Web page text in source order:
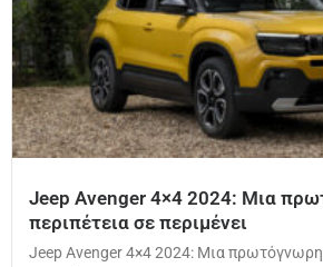
Jeep Avenger 4×4 2024: Μια
περιπέτεια σε περιμένει
Jeep Avenger 4×4 2024: Μια πρωτόγνωρη